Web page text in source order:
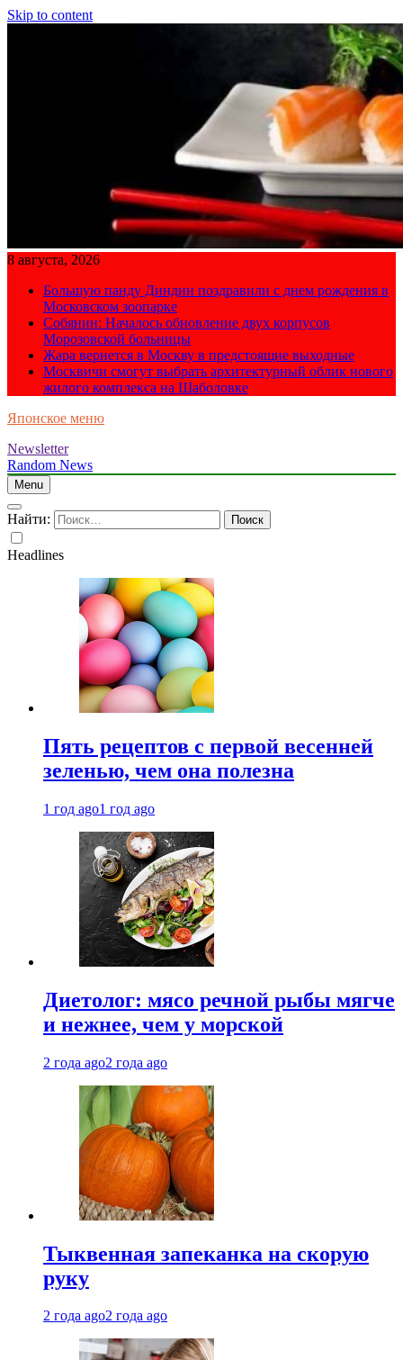
Skip to content
8 августа, 2026
Большую панду Диндин поздравили с днем рождения в
Московском зоопарке
Собянин: Началось обновление двух корпусов
Морозовской больницы
Жара вернется в Москву в предстоящие выходные
Москвичи смогут выбрать архитектурный облик нового
жилого комплекса на Шаболовке
Японское меню
Newsletter
Random News
Menu
Найти:
Headlines
Пять рецептов с первой весенней
зеленью, чем она полезна
1 год ago1 год ago
Диетолог: мясо речной рыбы мягче
и нежнее, чем у морской
2 года ago2 года ago
Тыквенная запеканка на скорую
руку
2 года ago2 года ago